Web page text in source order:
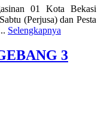
01 Kota Bekasi
(Perjusa) dan Pesta
Selengkapnya
3